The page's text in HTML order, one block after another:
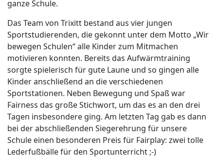
ganze Schule.
Das Team von Trixitt bestand aus vier jungen
Sportstudierenden, die gekonnt unter dem Motto „Wir
bewegen Schulen“ alle Kinder zum Mitmachen
motivieren konnten. Bereits das Aufwärmtraining
sorgte spielerisch für gute Laune und so gingen alle
Kinder anschließend an die verschiedenen
Sportstationen. Neben Bewegung und Spaß war
Fairness das große Stichwort, um das es an den drei
Tagen insbesondere ging. Am letzten Tag gab es dann
bei der abschließenden Siegerehrung für unsere
Schule einen besonderen Preis für Fairplay: zwei tolle
Lederfußbälle für den Sportunterricht ;-)